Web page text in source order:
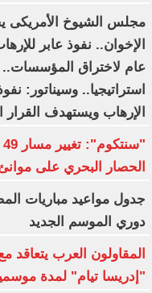
مجلس الشيوخ الأمريكى
عام لاختراق
استراتيجيا.. وسيناتور:
الإرهاب ويستهدف القرار
الحصار البحري على
جدول مواعيد مباريات
دوري الموسم الجديد
المقاولون العرب يتعاقد
"إدريسا تيام" لمدة